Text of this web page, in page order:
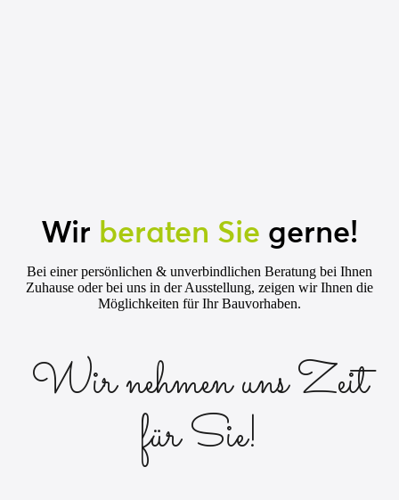
Wir beraten Sie gerne!
Bei einer persönlichen & unverbindlichen Beratung bei Ihnen
Zuhause oder bei uns in der Ausstellung, zeigen wir Ihnen die
Möglichkeiten für Ihr Bauvorhaben.
Wir nehmen uns Zeit
für Sie!